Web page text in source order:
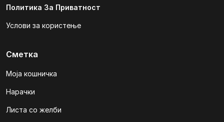
Политика За Приватност
Услови за користење
Сметка
Моја кошничка
Нарачки
Листа со желби